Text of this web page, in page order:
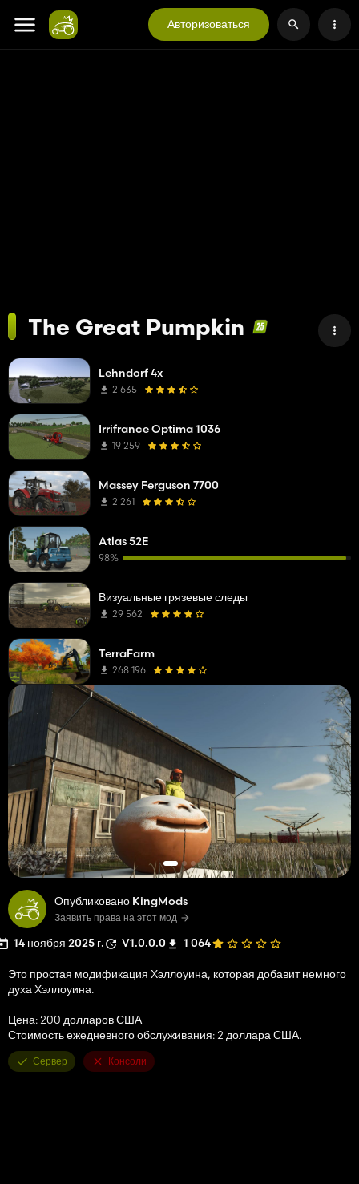
Авторизоваться
The Great Pumpkin
Опубликовано KingMods
Заявить права на этот мод
14 ноября 2025 г. V1.0.0.0 1 064
Это простая модификация Хэллоуина, которая добавит немного
духа Хэллоуина.
Цена: 200 долларов США
Стоимость ежедневного обслуживания: 2 доллара США.
Сервер Консоли
Lehndorf 4x
2 635
Irrifrance Optima 1036
19 259
Massey Ferguson 7700
2 261
Atlas 52E
98%
Визуальные грязевые следы
29 562
TerraFarm
268 196